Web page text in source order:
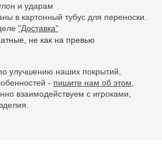
и ударам
в картонный тубус для переноски.
"Доставка"
не как на превью
улучшению наших покрытий,
- пишите нам об этом,
взаимодействуем с игроками,